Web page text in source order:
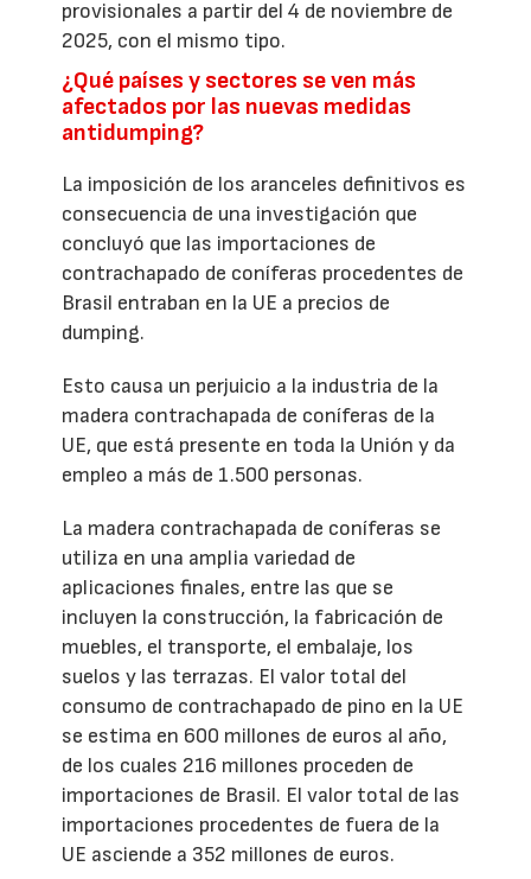
provisionales a partir del 4 de noviembre de
2025, con el mismo tipo.
¿Qué países y sectores se ven más
afectados por las nuevas medidas
antidumping?
La imposición de los aranceles definitivos es
consecuencia de una investigación que
concluyó que las importaciones de
contrachapado de coníferas procedentes de
Brasil entraban en la UE a precios de
dumping.
Esto causa un perjuicio a la industria de la
madera contrachapada de coníferas de la
UE, que está presente en toda la Unión y da
empleo a más de 1.500 personas.
La madera contrachapada de coníferas se
utiliza en una amplia variedad de
aplicaciones finales, entre las que se
incluyen la construcción, la fabricación de
muebles, el transporte, el embalaje, los
suelos y las terrazas. El valor total del
consumo de contrachapado de pino en la UE
se estima en 600 millones de euros al año,
de los cuales 216 millones proceden de
importaciones de Brasil. El valor total de las
importaciones procedentes de fuera de la
UE asciende a 352 millones de euros.